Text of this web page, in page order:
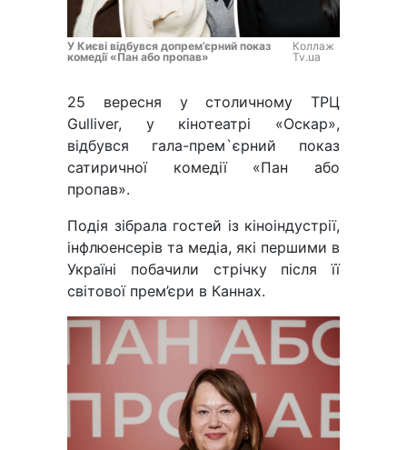
У Києві відбувся допрем’єрний показ
комедії «Пан або пропав»
Коллаж
Tv.ua
25 вересня у столичному ТРЦ
Gulliver, у кінотеатрі «Оскар»,
відбувся гала-прем`єрний показ
сатиричної комедії «Пан або
пропав».
Подія зібрала гостей із кіноіндустрії,
інфлюенсерів та медіа, які першими в
Україні побачили стрічку після її
світової прем’єри в Каннах.